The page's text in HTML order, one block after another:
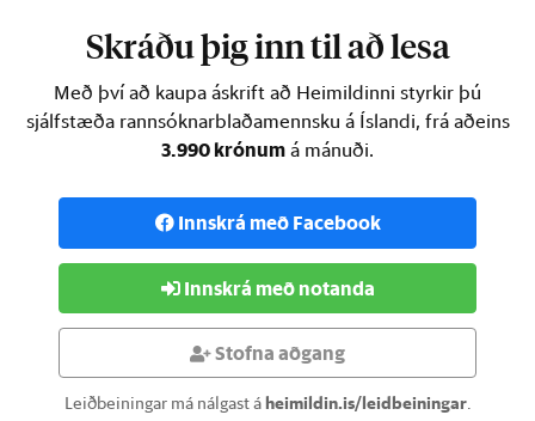
Skráðu þig inn til að lesa
Með því að kaupa áskrift að Heimildinni styrkir þú
sjálfstæða rannsóknarblaðamennsku á Íslandi, frá aðeins
3.990 krónum á mánuði.
Innskrá með Facebook
Innskrá með notanda
Stofna aðgang
Leiðbeiningar má nálgast áheimildin.is/leidbeiningar.